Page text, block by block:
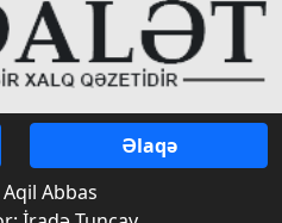
Əlaqə
Abbas